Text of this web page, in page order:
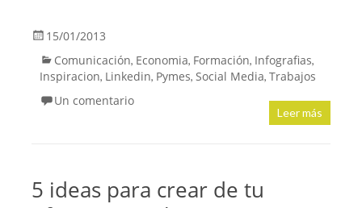
15/01/2013
Comunicación, Economia, Formación, Infografias,
Inspiracion, Linkedin, Pymes, Social Media, Trabajos
Un comentario
Leer más
5 ideas para crear de tu